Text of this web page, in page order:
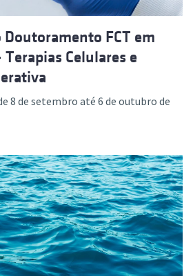
Doutoramento FCT em
Celulares e
8 de setembro até 6 de outubro de